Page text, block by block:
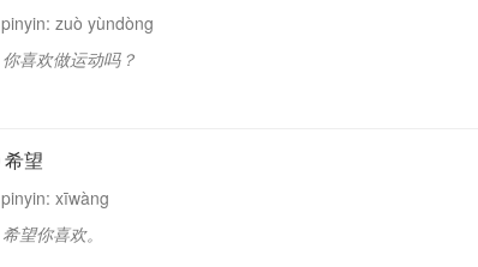
pinyin: zuò yùndòng
你喜欢做运动吗？
希望
pinyin: xīwàng
希望你喜欢。